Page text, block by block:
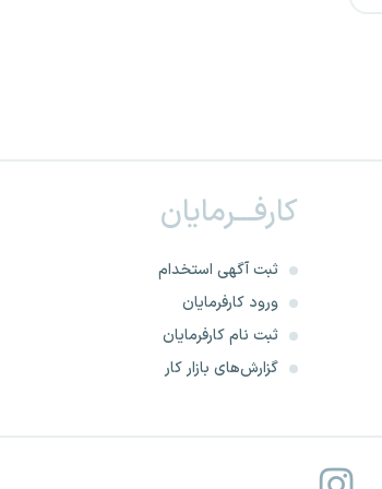
کارفـــرمایان
ثبت آگهی استخدام
ورود کارفرمایان
ثبت نام کارفرمایان
گزارش‌های بازار کار